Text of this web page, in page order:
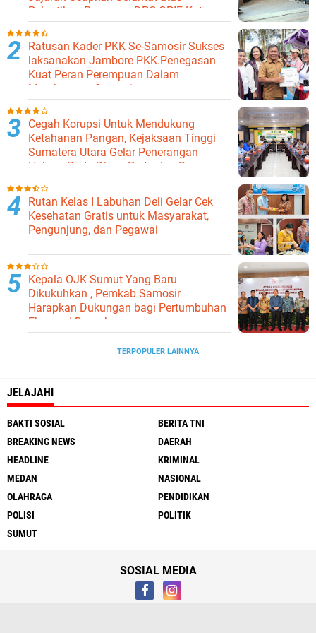
Pelantikan Pengurus DPC GPIE Kota
Binjai
Ratusan Kader PKK Se-Samosir Sukses
laksanakan Jambore PKK.Penegasan
Kuat Peran Perempuan Dalam
Membangun Samosir.
Cegah Korupsi Untuk Mendukung
Ketahanan Pangan, Kejaksaan Tinggi
Sumatera Utara Gelar Penerangan
Hukum Pada Dinas Pertanian Dan
Ketahanan Pangan
Rutan Kelas I Labuhan Deli Gelar Cek
Kesehatan Gratis untuk Masyarakat,
Pengunjung, dan Pegawai
Kepala OJK Sumut Yang Baru
Dikukuhkan , Pemkab Samosir
Harapkan Dukungan bagi Pertumbuhan
Ekonomi Daerah
TERPOPULER LAINNYA
JELAJAHI
BAKTI SOSIAL
BERITA TNI
BREAKING NEWS
DAERAH
HEADLINE
KRIMINAL
MEDAN
NASIONAL
OLAHRAGA
PENDIDIKAN
POLISI
POLITIK
SUMUT
SOSIAL MEDIA